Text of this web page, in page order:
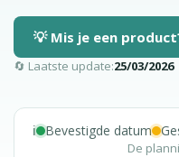
💡 Mis je een
🔄 Laatste update:25/03/2026
ℹ️ Bevestigde datum
De